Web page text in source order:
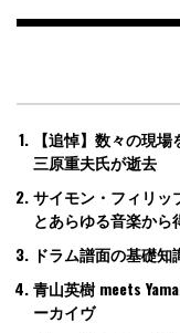
【追悼】数々の現
三原重夫氏が逝去
サイモン・フィリッ
とあらゆる音楽から
ドラム譜面の基礎知
青山英樹 meets
ーカイヴ